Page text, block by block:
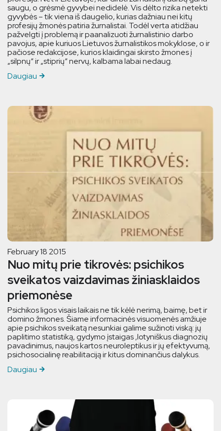
saugu, o grėsmė gyvybei nedidelė. Vis dėlto rizika netekti
gyvybės – tik viena iš daugelio, kurias dažniau nei kitų
profesijų žmonės patiria žurnalistai. Todėl verta atidžiau
pažvelgti į problemą ir paanalizuoti žurnalistinio darbo
pavojus, apie kuriuos Lietuvos žurnalistikos mokyklose, o ir
pačiose redakcijose, kurios klaidingai skirsto žmones į
„silpnų“ ir „stiprių“ nervų, kalbama labai nedaug.
Daugiau
February 18 2015
Nuo mitų prie tikrovės: psichikos
sveikatos vaizdavimas žiniasklaidos
priemonėse
Psichikos ligos visais laikais ne tik kėlė nerimą, baimę, bet ir
domino žmones. Šiame informacinės visuomenės amžiuje
apie psichikos sveikatą nesunkiai galime sužinoti viską: jų
paplitimo statistiką, gydymo įstaigas ,lotyniškus diagnozių
pavadinimus, naujos kartos neuroleptikus ir jų efektyvumą,
psichosocialinę reabilitaciją ir kitus dominančius dalykus.
Daugiau